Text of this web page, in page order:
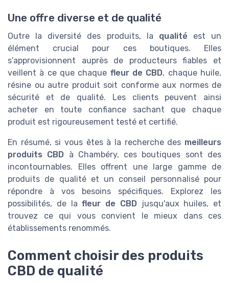
Une offre diverse et de qualité
Outre la diversité des produits, la qualité est un
élément crucial pour ces boutiques. Elles
s’approvisionnent auprès de producteurs fiables et
veillent à ce que chaque fleur de CBD, chaque huile,
résine ou autre produit soit conforme aux normes de
sécurité et de qualité. Les clients peuvent ainsi
acheter en toute confiance sachant que chaque
produit est rigoureusement testé et certifié.
En résumé, si vous êtes à la recherche des meilleurs
produits CBD à Chambéry, ces boutiques sont des
incontournables. Elles offrent une large gamme de
produits de qualité et un conseil personnalisé pour
répondre à vos besoins spécifiques. Explorez les
possibilités, de lafleur de CBD jusqu'aux huiles, et
trouvez ce qui vous convient le mieux dans ces
établissements renommés.
Comment choisir des produits
CBD de qualité